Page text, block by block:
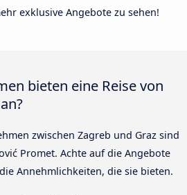
exklusive Angebote zu sehen!
bieten eine Reise von
zwischen Zagreb und Graz sind
Promet. Achte auf die Angebote
Annehmlichkeiten, die sie bieten.